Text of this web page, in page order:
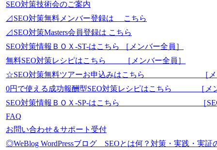
SEO対策技術会のご案内
⊿SEO対策無料メンバー登録は こちら
⊿SEO対策Masters会員登録は こちら
SEO対策情報ＢＯＸ-ST-はこちら ［メンバー全員］
無料SEO対策レシピはこちら ［メンバー全員］
☆SEO対策無料ツアーお申込みはこちら ［メン
0円で使える成功報酬型SEO対策レシピはこちら ［メ
SEO対策情報ＢＯＸ-SP-はこちら ［SEO-
FAQ
お問い合わせ＆サポート受付
◎WeBlog WordPressブログ SEOとは何？対策・実践・実